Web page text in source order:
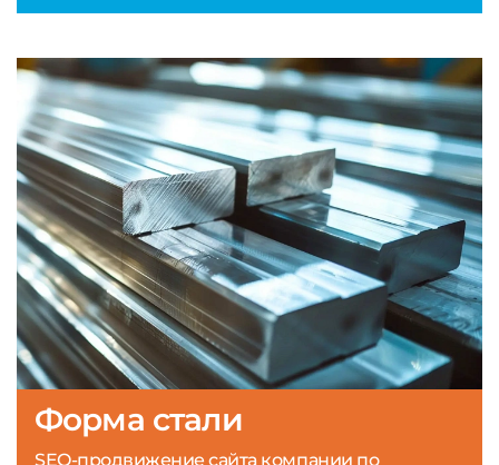
Форма стали
SEO-продвижение сайта компании по